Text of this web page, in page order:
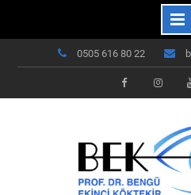
0505 616 80 22
Facebook